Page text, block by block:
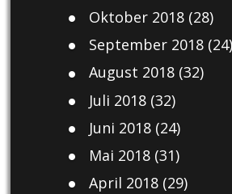
Oktober 2018(28)
September 2018(24)
August 2018(32)
Juli 2018(32)
Juni 2018(24)
Mai 2018(31)
April 2018(29)